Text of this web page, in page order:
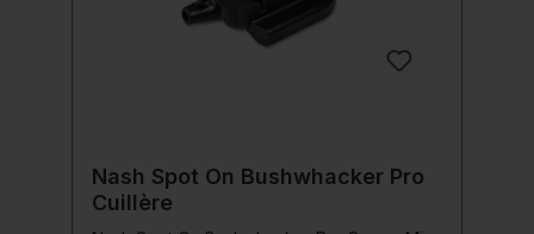
ovale pour une meilleure prise en main et
une précision de lancement accrue Design
monobloc Inscription discrète Livré dans un
Nash Spot On Bushwhacker Pro
Cuillère